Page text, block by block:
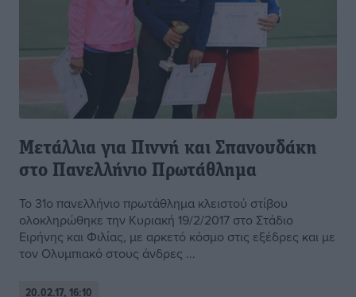
Μετάλλια για Πιννή και Σπανουδάκη
στο Πανελλήνιο Πρωτάθλημα
Το 31ο πανελλήνιο πρωτάθλημα κλειστού στίβου
ολοκληρώθηκε την Κυριακή 19/2/2017 στο Στάδιο
Ειρήνης και Φιλίας, με αρκετό κόσμο στις εξέδρες και με
τον Ολυμπιακό στους άνδρες ...
20.02.17, 16:10